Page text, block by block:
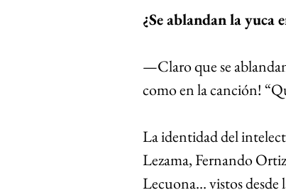
¿Se ablandan la yuca
—Claro que se
como en la canción!
La identidad del
Lezama, Fernando
Lecuona… vistos desde